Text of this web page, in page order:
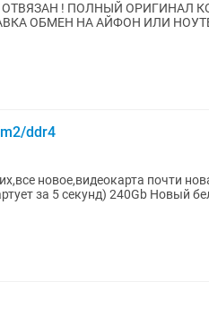
ОТВЯЗАН ! ПОЛНЫЙ ОРИГИНАЛ
ОБМЕН НА АЙФОН ИЛИ
ddr4
новое,видеокарта почти